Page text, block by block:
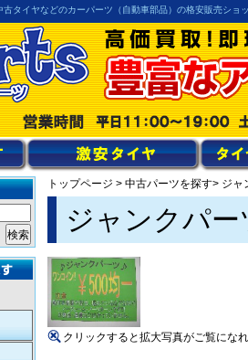
タイヤなどのカーパーツ（自動車部品）の格安販売ショ
トップページ > 中古パーツを探す> ジャ
ジャンクパ
クリックすると拡大写真がご覧にな